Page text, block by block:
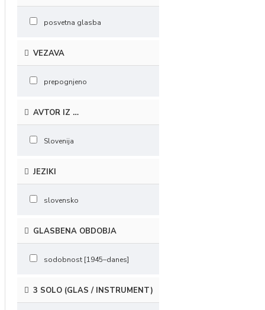
posvetna glasba
VEZAVA
prepognjeno
AVTOR IZ …
Slovenija
JEZIKI
slovensko
GLASBENA OBDOBJA
sodobnost [1945–danes]
3 SOLO (GLAS / INSTRUMENT)